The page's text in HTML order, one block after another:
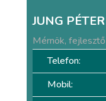
JUNG PÉTER
Mérnök, fejlesztő
Telefon:
Mobil: